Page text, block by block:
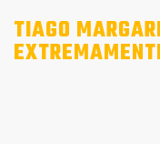
TIAGO